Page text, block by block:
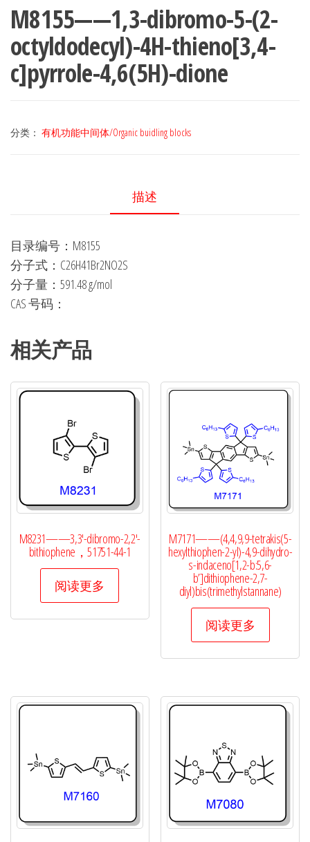
M8155——1,3-dibromo-5-(2-
octyldodecyl)-4H-thieno[3,4-
c]pyrrole-4,6(5H)-dione
分类： 有机功能中间体/Organic buidling blocks
描述
目录编号：M8155
分子式：C26H41Br2NO2S
分子量：591.48 g/mol
CAS 号码：
相关产品
M8231——3,3′-dibromo-2,2′-
bithiophene，51751-44-1
阅读更多
M7171——(4,4,9,9-tetrakis(5-
hexylthiophen-2-yl)-4,9-dihydro-
s-indaceno[1,2-b:5,6-
b’]dithiophene-2,7-
diyl)bis(trimethylstannane)
阅读更多